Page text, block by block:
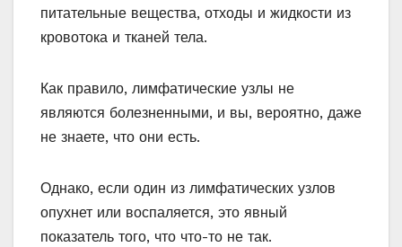
питательные вещества, отходы и жидкости из
кровотока и тканей тела.
Как правило, лимфатические узлы не
являются болезненными, и вы, вероятно, даже
не знаете, что они есть.
Однако, если один из лимфатических узлов
опухнет или воспаляется, это явный
показатель того, что что-то не так.